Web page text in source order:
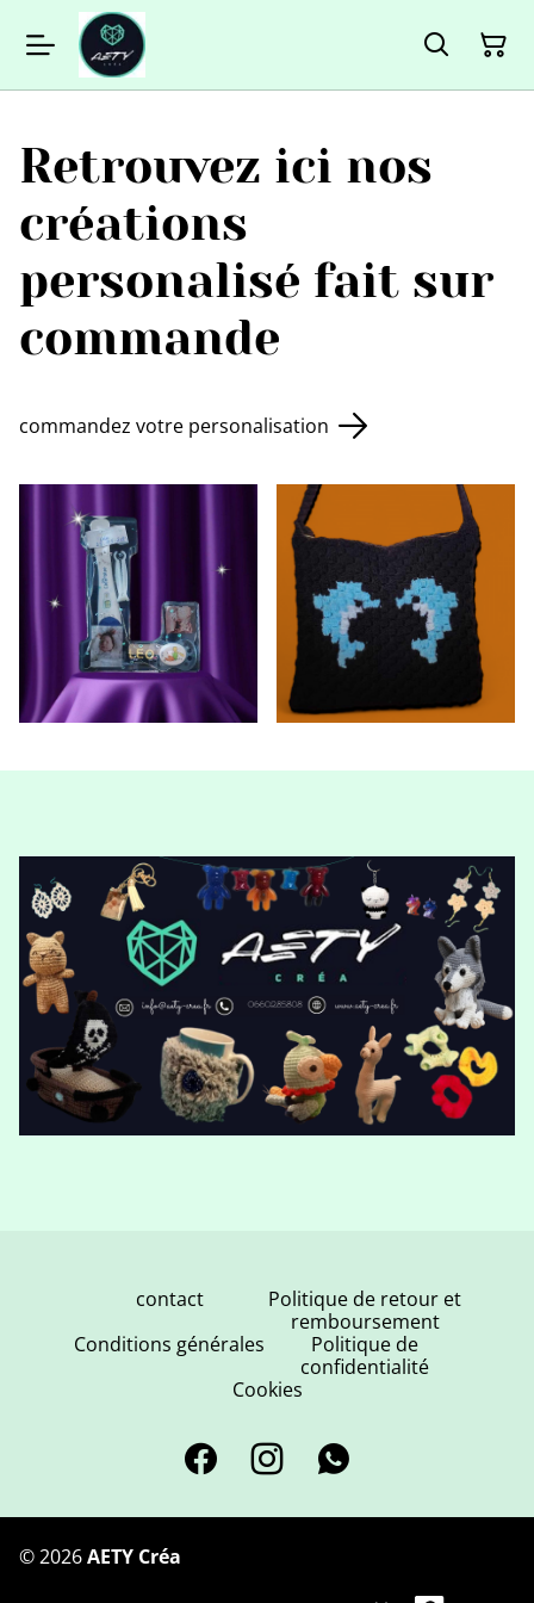
Retrouvez ici nos
créations
personalisé fait sur
commande
commandez votre personalisation
contact
Politique de retour et
remboursement
Conditions générales
Politique de
confidentialité
Cookies
©2026AETY Créa